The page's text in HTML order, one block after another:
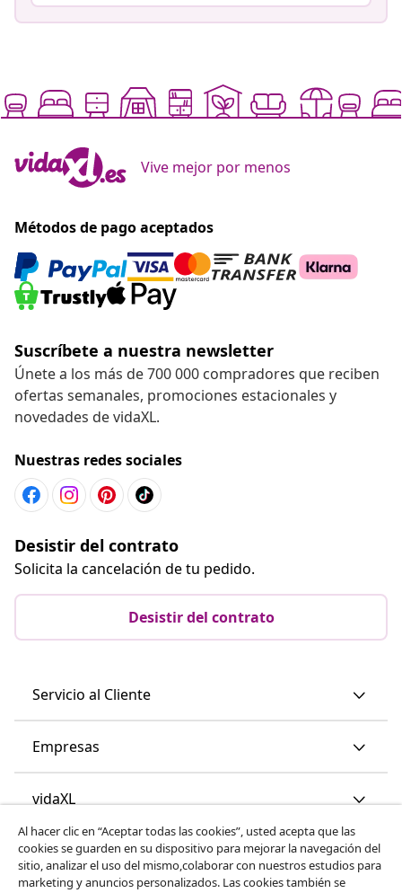
Vive mejor por menos
Métodos de pago aceptados
Suscríbete a nuestra newsletter
Únete a los más de 700 000 compradores que reciben
ofertas semanales, promociones estacionales y
novedades de vidaXL.
Nuestras redes sociales
Desistir del contrato
Solicita la cancelación de tu pedido.
Desistir del contrato
Servicio al Cliente
Empresas
vidaXL
Descubre mas
Al hacer clic en “Aceptar todas las cookies”, usted acepta que las
cookies se guarden en su dispositivo para mejorar la navegación del
sitio, analizar el uso del mismo,colaborar con nuestros estudios para
marketing y anuncios personalizados. Las cookies también se